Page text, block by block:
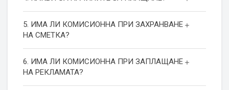
5. ИМА ЛИ КОМИСИОННА ПРИ ЗАХРАНВАНЕ
НА СМЕТКА?
6. ИМА ЛИ КОМИСИОННА ПРИ ЗАПЛАЩАНЕ
НА РЕКЛАМАТА?